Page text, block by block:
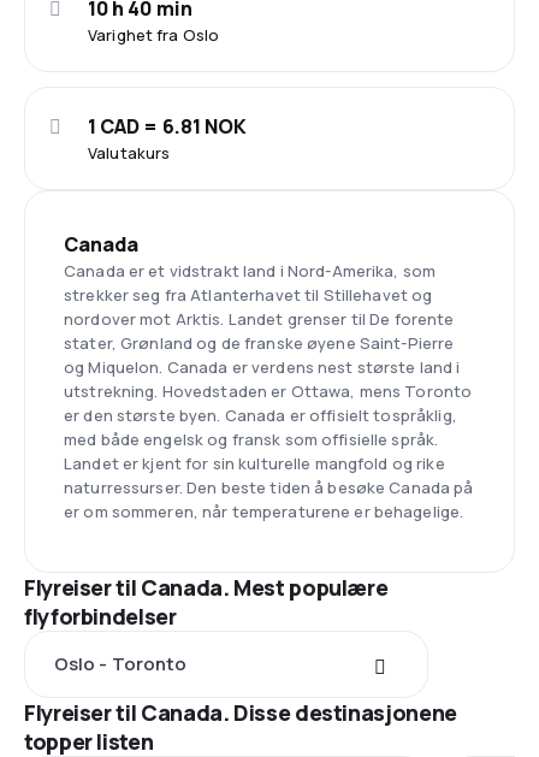
Varighet fra Oslo
10 h 40 min
Valutakurs
1 CAD = 6.81 NOK
Canada
Canada er et vidstrakt land i Nord-Amerika, som
strekker seg fra Atlanterhavet til Stillehavet og
nordover mot Arktis. Landet grenser til De forente
stater, Grønland og de franske øyene Saint-Pierre
og Miquelon. Canada er verdens nest største land i
utstrekning. Hovedstaden er Ottawa, mens Toronto
er den største byen. Canada er offisielt tospråklig,
med både engelsk og fransk som offisielle språk.
Landet er kjent for sin kulturelle mangfold og rike
naturressurser. Den beste tiden å besøke Canada på
er om sommeren, når temperaturene er behagelige.
Flyreiser til Canada. Mest populære
flyforbindelser
Oslo - Toronto
Flyreiser til Canada. Disse destinasjonene
topper listen